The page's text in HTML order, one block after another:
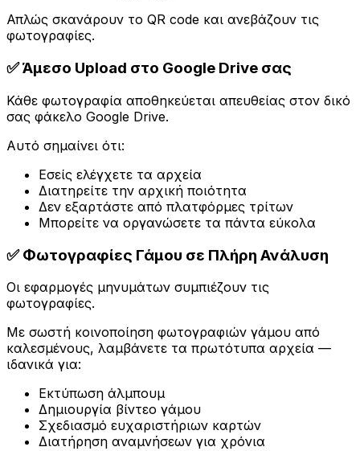
Απλώς σκανάρουν το QR code και ανεβάζουν τις
φωτογραφίες.
✅ Άμεσο Upload στο Google Drive σας
Κάθε φωτογραφία αποθηκεύεται απευθείας στον δικό
σας φάκελο Google Drive.
Αυτό σημαίνει ότι:
Εσείς ελέγχετε τα αρχεία
Διατηρείτε την αρχική ποιότητα
Δεν εξαρτάστε από πλατφόρμες τρίτων
Μπορείτε να οργανώσετε τα πάντα εύκολα
✅ Φωτογραφίες Γάμου σε Πλήρη Ανάλυση
Οι εφαρμογές μηνυμάτων συμπιέζουν τις
φωτογραφίες.
Με σωστή κοινοποίηση φωτογραφιών γάμου από
καλεσμένους, λαμβάνετε τα πρωτότυπα αρχεία —
ιδανικά για:
Εκτύπωση άλμπουμ
Δημιουργία βίντεο γάμου
Σχεδιασμό ευχαριστήριων καρτών
Διατήρηση αναμνήσεων για χρόνια